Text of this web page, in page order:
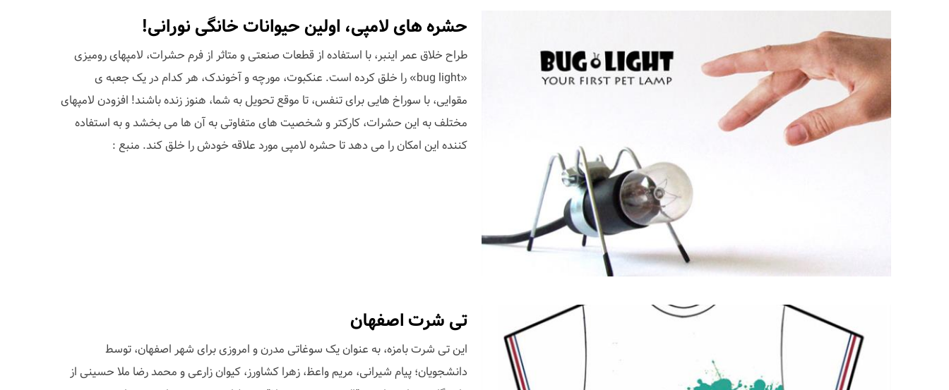
حشره های لامپی، اولین حیوانات خانگی نورانی!
طراح خلاق عمر اینبر، با استفاده از قطعات صنعتی و متاثر از فرم حشرات، لامپهای رومیزی
«bug light» را خلق کرده است. عنکبوت، مورچه و آخوندک، هر کدام در یک جعبه ی
مقوایی، با سوراخ هایی برای تنفس، تا موقع تحویل به شما، هنوز زنده باشند! افزودن لامپهای
مختلف به این حشرات، کارکتر و شخصیت های متفاوتی به آن ها می بخشد و به استفاده
کننده این امکان را می دهد تا حشره لامپی مورد علاقه خودش را خلق کند. منبع :
تی شرت اصفهان
این تی شرت بامزه، به عنوان یک سوغاتی مدرن و امروزی برای شهر اصفهان، توسط
دانشجویان؛ پیام شیرانی، مریم واعظ، زهرا کشاورز، کیوان زارعی و محمد رضا ملا حسینی از